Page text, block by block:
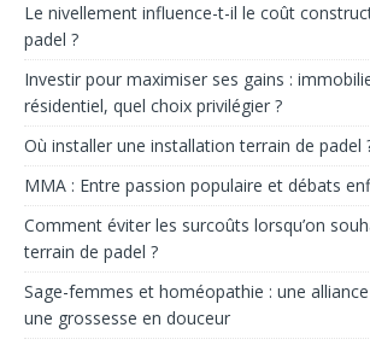
Le nivellement influence-t-il le coût
padel ?
Investir pour maximiser ses gains :
résidentiel, quel choix privilégier ?
Où installer une installation terrain de padel
MMA : Entre passion populaire et débats
Comment éviter les surcoûts lorsqu’on
terrain de padel ?
Sage-femmes et homéopathie : une
une grossesse en douceur